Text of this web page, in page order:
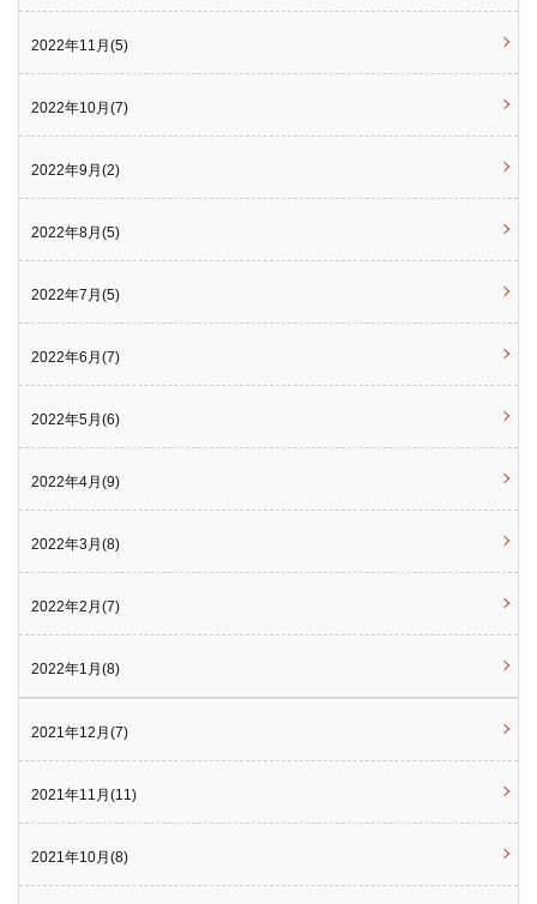
2022年11月(5)
2022年10月(7)
2022年9月(2)
2022年8月(5)
2022年7月(5)
2022年6月(7)
2022年5月(6)
2022年4月(9)
2022年3月(8)
2022年2月(7)
2022年1月(8)
2021年12月(7)
2021年11月(11)
2021年10月(8)